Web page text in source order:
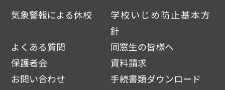
気象警報による休校
学校いじめ防止基本方
針
よくある質問
同窓生の皆様へ
保護者会
資料請求
お問い合わせ
手続書類ダウンロード